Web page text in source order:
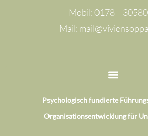
k
n
Mobil: 0178 –
Mail:
Psychologisch fundierte
Organisationsentwicklung für